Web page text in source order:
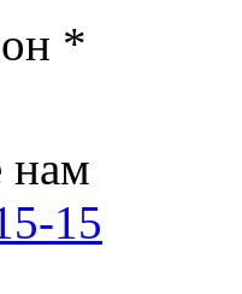
*
нам
15